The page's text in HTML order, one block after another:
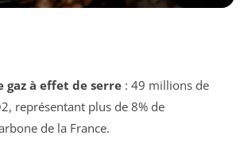
gaz à effet de serre: 49 millions de
représentant plus de 8% de
de la France.